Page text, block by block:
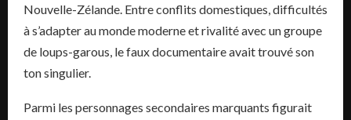
Nouvelle-Zélande. Entre conflits domestiques, difficultés
à s’adapter au monde moderne et rivalité avec un groupe
de loups-garous, le faux documentaire avait trouvé son
ton singulier.
Parmi les personnages secondaires marquants figurait